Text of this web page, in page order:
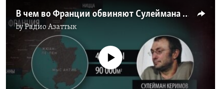
В чем во Франции обвиняют Сулеймана Керимова?
byРадио Азаттык
No media source currently available